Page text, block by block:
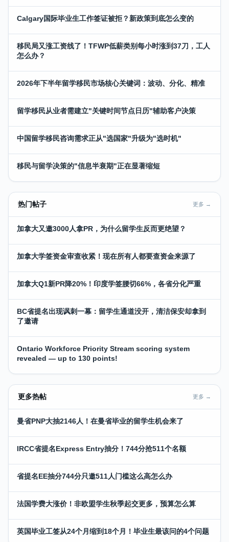
Calgary国际毕业生工作签证被拒？新政策到底怎么变的
移民局又涨工资线了！TFWP低薪类别每小时涨到37刀，工人
怎么办？
2026年下半年留学移民市场核心关键词：波动、分化、精准
留学移民从业者需建立"关键时间节点日历"辅助客户决策
中国留学移民咨询需求正从"选国家"升级为"选时机"
移民与留学决策的"信息半衰期"正在显著缩短
热门帖子 更多 →
加拿大又邀3000人拿PR，为什么留学生反而更绝望？
加拿大学签资金审查收紧！现在所有人都要查资金来源了
加拿大Q1新PR降20%！印度学签腰切66%，各省分化严重
BC省提名出现讽刺一幕：留学生通道没开，清洁保安却拿到
了邀请
Ontario Workforce Priority Stream scoring system
revealed — up to 130 points!
更多热帖 更多 →
曼省PNP大抽2146人！在曼省毕业的留学生机会来了
IRCC省提名Express Entry抽分！744分抢511个名额
省提名EE抽分744分只邀511人门槛这么高怎么办
法国学费大涨价！非欧盟学生秋季起交更多，预算怎么算
英国毕业工签从24个月缩到18个月！毕业生最该问的4个问题